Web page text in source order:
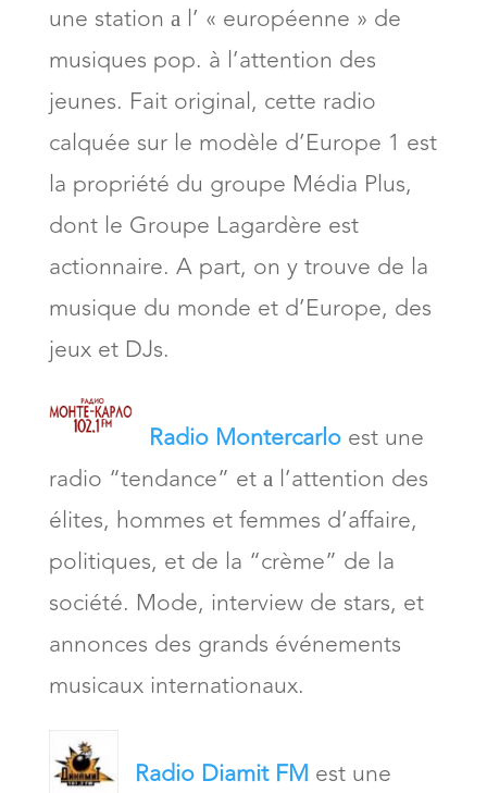
une station а l’ « européenne » de
musiques pop. à l’attention des
jeunes. Fait original, cette radio
calquée sur le modèle d’Europe 1 est
la propriété du groupe Média Plus,
dont le Groupe Lagardère est
actionnaire. A part, on y trouve de la
musique du monde et d’Europe, des
jeux et DJs.
Radio Montercarloest une
radio “tendance” et а l’attention des
élites, hommes et femmes d’affaire,
politiques, et de la “crème” de la
société. Mode, interview de stars, et
annonces des grands événements
musicaux internationaux.
Radio Diamit FM est une